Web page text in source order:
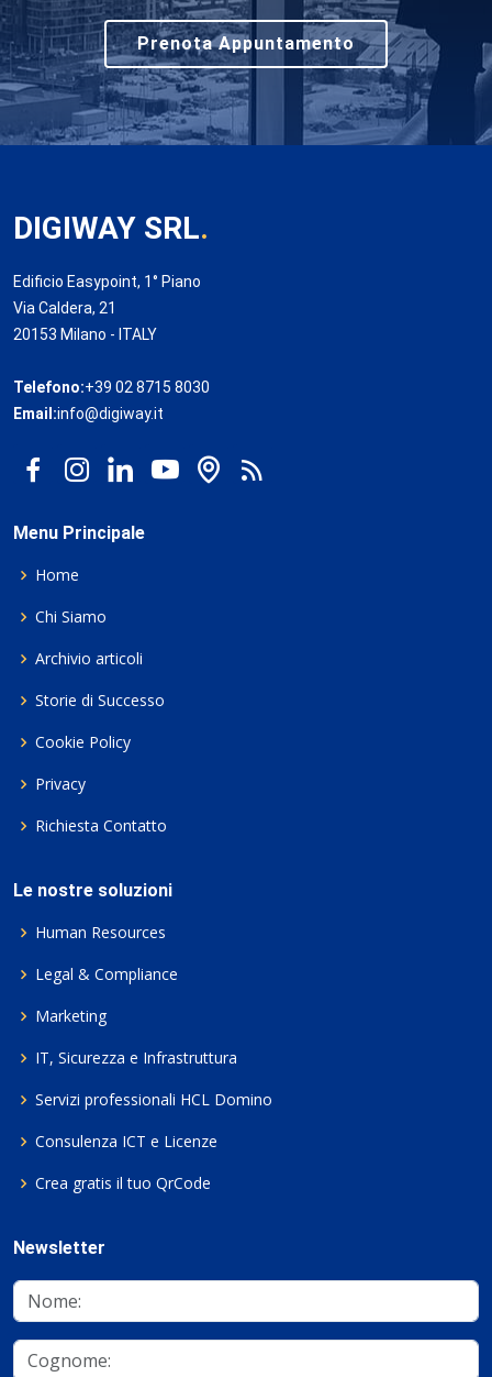
Prenota Appuntamento
DIGIWAY SRL.
Edificio Easypoint, 1° Piano
Via Caldera, 21
20153 Milano - ITALY
Telefono:+39 02 8715 8030
Email:info@digiway.it
Menu Principale
Home
Chi Siamo
Archivio articoli
Storie di Successo
Cookie Policy
Privacy
Richiesta Contatto
Le nostre soluzioni
Human Resources
Legal & Compliance
Marketing
IT, Sicurezza e Infrastruttura
Servizi professionali HCL Domino
Consulenza ICT e Licenze
Crea gratis il tuo QrCode
Newsletter